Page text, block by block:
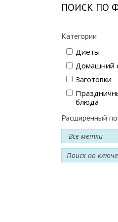
ПОИСК ПО
Категории
Диеты
Домашний
Заготовки
блюда
Расширенный